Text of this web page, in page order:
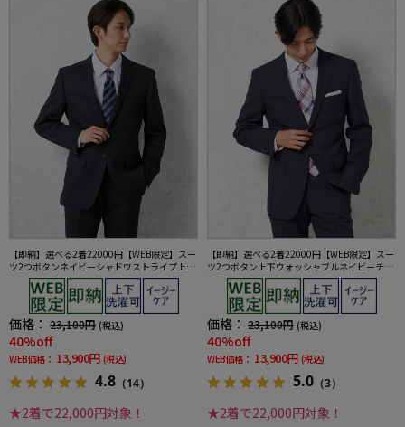
【即納】選べる2着22000円【WEB限定】スー
ツ2つボタンネイビーシャドウストライプ上下
ウォッシャブル3シーズン対応
価格： 23,100円 (税込)
40%off
WEB価格： 13,900円 (税込)
4.8 （14）
★2着で22,000円対象！
【即納】選べる2着22000円【WEB限定】スー
ツ2つボタン上下ウォッシャブルネイビーチェ
価格： 23,100円 (税込)
40%off
WEB価格： 13,900円 (税込)
5.0 （3）
★2着で22,000円対象！